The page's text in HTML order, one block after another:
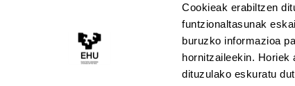
Cookieak erabiltzen
funtzionaltasunak
buruzko informazioa
hornitzaileekin. Horiek
dituzulako eskuratu